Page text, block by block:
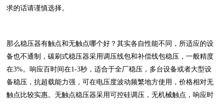
求的话请谨慎选择。
那么稳压器有触点和无触点哪个好？其实各自性能不同，所适应的设
备也不通制，碳刷式稳压器采用调压线包和补偿线包稳压，一般精度
在3%。响应百时间在1-3秒，适合于全厂稳压，多台设备或者大型设
备稳压，抗超载能力强，可在电压度波动频繁地方使用，价格相对无
触点比较实惠。无触点稳压器采用可控硅调压，无机械触点，响应时